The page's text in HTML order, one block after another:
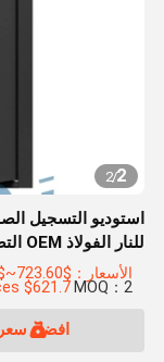
2
/
2
استوديو التسجيل
للنار الفولاذ OEM التصميم
$621.7 MOQ：2 قطعة
افضل سعر